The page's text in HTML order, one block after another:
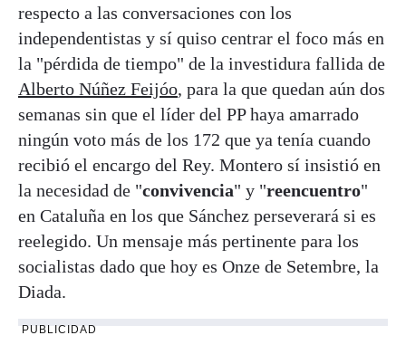
respecto a las conversaciones con los
independentistas y sí quiso centrar el foco más en
la "pérdida de tiempo" de la investidura fallida de
Alberto Núñez Feijóo, para la que quedan aún dos
semanas sin que el líder del PP haya amarrado
ningún voto más de los 172 que ya tenía cuando
recibió el encargo del Rey. Montero sí insistió en
la necesidad de "convivencia" y "reencuentro"
en Cataluña en los que Sánchez perseverará si es
reelegido. Un mensaje más pertinente para los
socialistas dado que hoy es Onze de Setembre, la
Diada.
PUBLICIDAD